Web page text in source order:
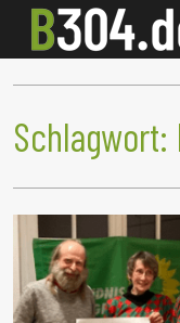
Schlagwort: